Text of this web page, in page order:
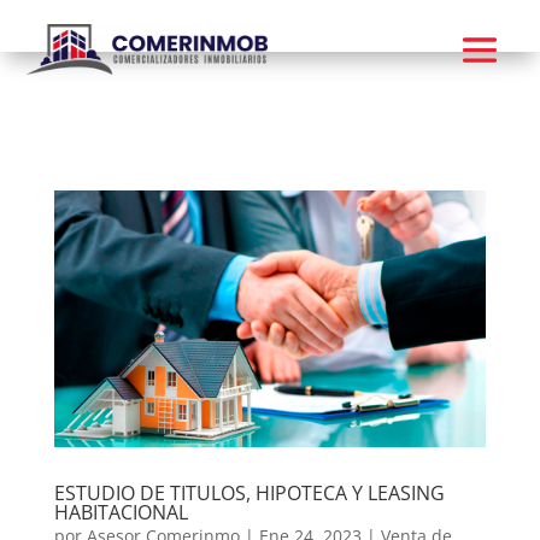
ESTUDIO DE TITULOS, HIPOTECA Y LEASING
HABITACIONAL